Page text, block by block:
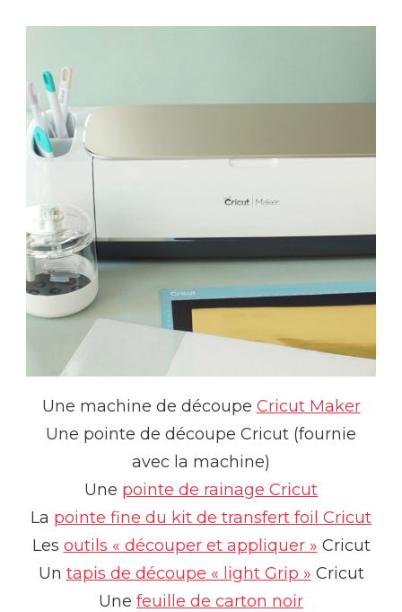
Une machine de découpe Cricut Maker
Une pointe de découpe Cricut (fournie
avec la machine)
Une pointe de rainage Cricut
La pointe fine du kit de transfert foil Cricut
Les outils « découper et appliquer » Cricut
Un tapis de découpe « light Grip » Cricut
Une feuille de carton noir